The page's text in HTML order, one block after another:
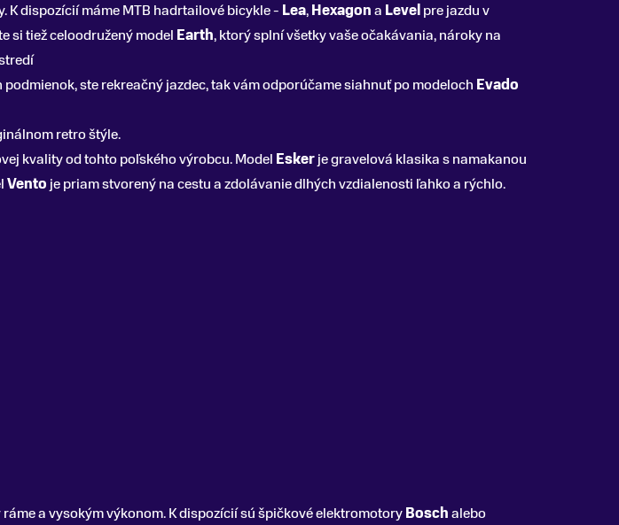
K dispozícií máme MTB hadrtailové bicykle - Lea,Hexagona Levelpre jazdu v
si tiež celoodružený model Earth, ktorý splní všetky vaše očakávania, nároky na
ste rekreačný jazdec, tak vám odporúčame siahnuť po modeloch Evado
retro štýle.
kvality od tohto poľského výrobcu. Model Eskerje gravelová klasika s namakanou
Vento je priam stvorený na cestu a zdolávanie dlhých vzdialenosti ľahko a rýchlo.
a vysokým výkonom. K dispozícií sú špičkové elektromotoryBoschalebo